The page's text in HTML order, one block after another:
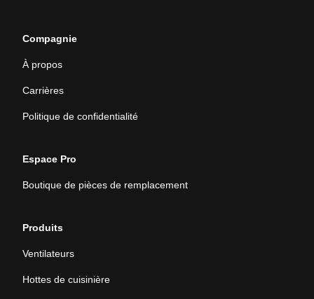
Compagnie
À propos
Carrières
Politique de confidentialité
Espace Pro
Boutique de pièces de remplacement
Produits
Ventilateurs
Hottes de cuisinière